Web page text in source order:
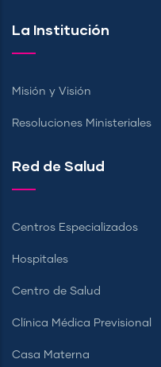
La Institución
Misión y Visión
Resoluciones Ministeriales
Red de Salud
Centros Especializados
Hospitales
Centro de Salud
Clínica Médica Previsional
Casa Materna